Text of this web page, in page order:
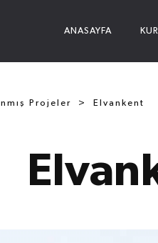
ANASAYFA
Projeler Elvankent